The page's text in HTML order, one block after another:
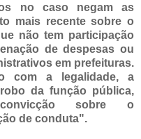
no caso negam as
mais recente sobre o
não tem participação
de despesas ou
em prefeituras.
com a legalidade, a
da função pública,
sobre o
de conduta".